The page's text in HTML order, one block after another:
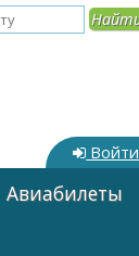
Войти
Авиабилеты